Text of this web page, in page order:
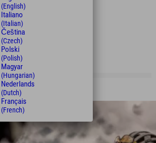
(English)
Italiano
(Italian)
Čeština
(Czech)
Polski
(Polish)
Magyar
(Hungarian)
Nederlands
(Dutch)
Français
(French)